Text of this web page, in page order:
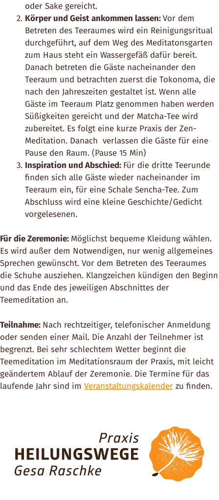
oder Sake gereicht.
Körper und Geist ankommen lassen:Vor dem
Betreten des Teeraumes wird ein Reinigungsritual
durchgeführt, auf dem Weg des Meditatonsgarten
zum Haus steht ein Wassergefäß dafür bereit.
Danach betreten die Gäste nacheinander den
Teeraum und betrachten zuerst die Tokonoma, die
nach den Jahreszeiten gestaltet ist. Wenn alle
Gäste im Teeraum Platz genommen haben werden
Süßigkeiten gereicht und der Matcha-Tee wird
zubereitet. Es folgt eine kurze Praxis der Zen-
Meditation. Danach verlassen die Gäste für eine
Pause den Raum. (Pause 15 Min)
Inspiration und Abschied: Für die dritte Teerunde
finden sich alle Gäste wieder nacheinander im
Teeraum ein, für eine Schale Sencha-Tee. Zum
Abschluss wird eine kleine Geschichte/Gedicht
vorgelesenen.
Für die Zeremonie: Möglichst bequeme Kleidung wählen.
Es wird außer dem Notwendigen, nur wenig allgemeines
Sprechen gewünscht. Vor dem Betreten des Teeraumes
die Schuhe ausziehen. Klangzeichen kündigen den Beginn
und das Ende des jeweiligen Abschnittes der
Teemeditation an.
Teilnahme: Nach rechtzeitiger, telefonischer Anmeldung
oder senden einer Mail. Die Anzahl der Teilnehmer ist
begrenzt. Bei sehr schlechtem Wetter beginnt die
Teemeditation im Meditationsraum der Praxis, mit leicht
geändertem Ablauf der Zeremonie. Die Termine für das
laufende Jahr sind im Veranstaltungskalender zu finden.